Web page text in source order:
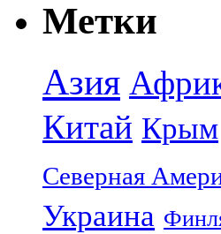
Метки
Азия
Китай Крым
Северная
Украина